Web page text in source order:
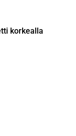
korkealla